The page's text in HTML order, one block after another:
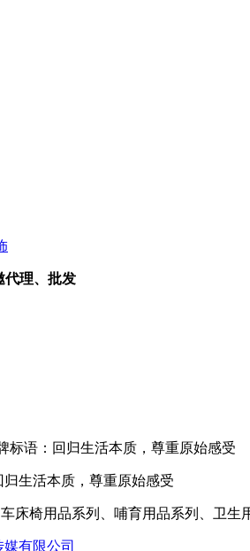
代理、批发
标语： 回归生活本质，尊重原始感受
归生活本质，尊重原始感受
床椅用品系列、哺育用品系列、卫生
有限公司